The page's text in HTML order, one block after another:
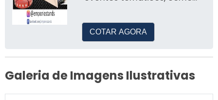
para empresas privadas,
prefeituras e ongs.
COTAR AGORA
Galeria de Imagens Ilustrativas